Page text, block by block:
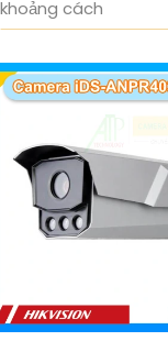
khoảng cách